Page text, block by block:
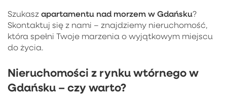
Szukasz apartamentu nad morzem w Gdańsku?
Skontaktuj się z nami – znajdziemy nieruchomość,
która spełni Twoje marzenia o wyjątkowym miejscu
do życia.
Nieruchomości z rynku wtórnego w
Gdańsku – czy warto?